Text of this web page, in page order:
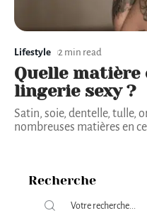
Lifestyle 2 min read
Quelle
lingerie sexy ?
Satin, soie, dentelle, tulle,
nombreuses matières en
Recherche